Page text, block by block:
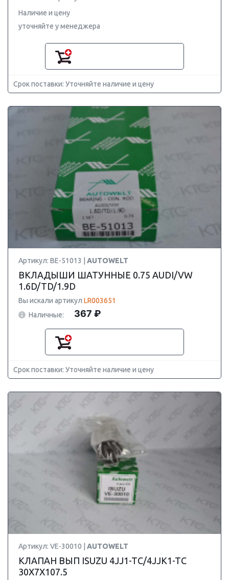
Наличие и цену
уточняйте у менеджера
Срок поставки: Уточняйте наличие и цену
Артикул: BE-51013 | AUTOWELT
ВКЛАДЫШИ ШАТУННЫЕ 0.75 AUDI/VW
1.6D/TD/1.9D
Вы искали артикул LR003651
Наличные:
367 ₽
Срок поставки: Уточняйте наличие и цену
Артикул: VE-30010 | AUTOWELT
КЛАПАН ВЫП ISUZU 4JJ1-TC/4JJK1-TC
30X7X107.5